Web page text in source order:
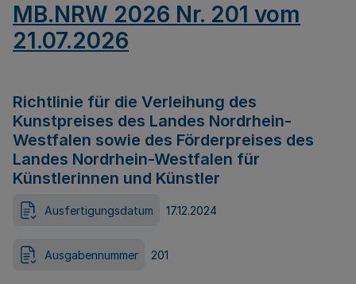
MB.NRW 2026 Nr. 201 vom
21.07.2026
Richtlinie für die Verleihung des
Kunstpreises des Landes Nordrhein-
Westfalen sowie des Förderpreises des
Landes Nordrhein-Westfalen für
Künstlerinnen und Künstler
Ausfertigungsdatum 17.12.2024
Ausgabennummer 201